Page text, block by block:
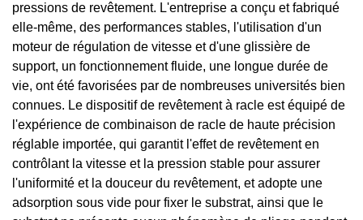
pressions de revêtement. L'entreprise a conçu et fabriqué
elle-même, des performances stables, l'utilisation d'un
moteur de régulation de vitesse et d'une glissière de
support, un fonctionnement fluide, une longue durée de
vie, ont été favorisées par de nombreuses universités bien
connues. Le dispositif de revêtement à racle est équipé de
l'expérience de combinaison de racle de haute précision
réglable importée, qui garantit l'effet de revêtement en
contrôlant la vitesse et la pression stable pour assurer
l'uniformité et la douceur du revêtement, et adopte une
adsorption sous vide pour fixer le substrat, ainsi que le